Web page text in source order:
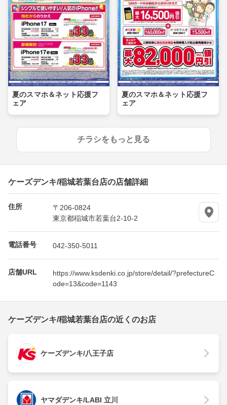
夏のスマホ＆ネット応援フ
ェア
夏のスマホ＆ネット応援フ
ェア
チラシをもっと見る
ケーズデンキ/稲城若葉台店の店舗詳細
住所
〒206-0824
東京都稲城市若葉台2-10-2
電話番号 042-350-5011
店舗URL
https://www.ksdenki.co.jp/store/detail/?prefectureC
ode=13&code=1143
ケーズデンキ/稲城若葉台店の近くのお店
ケーズデンキ/八王子店
ヤマダデンキ/LABI 立川